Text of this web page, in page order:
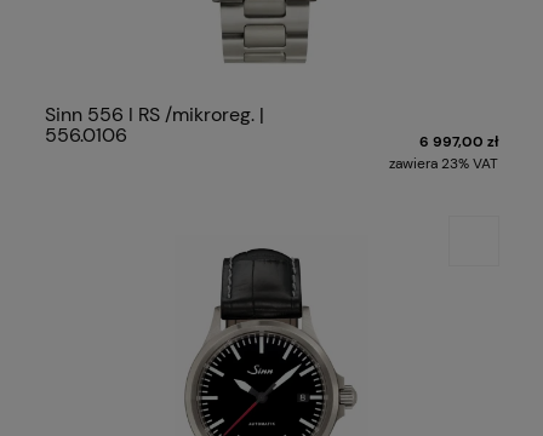
Sinn 556 I RS /mikroreg. |
556.0106
6 997,00 zł
zawiera 23% VAT